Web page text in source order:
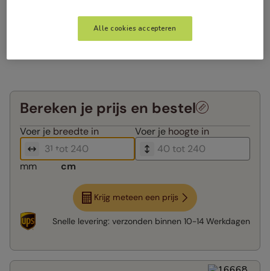
Bereken je prijs en bestel
Voer je breedte in Voer je hoogte in
mm cm
Krijg meteen een prijs
Snelle levering: verzonden binnen 10-14 Werkdagen
Alle cookies accepteren